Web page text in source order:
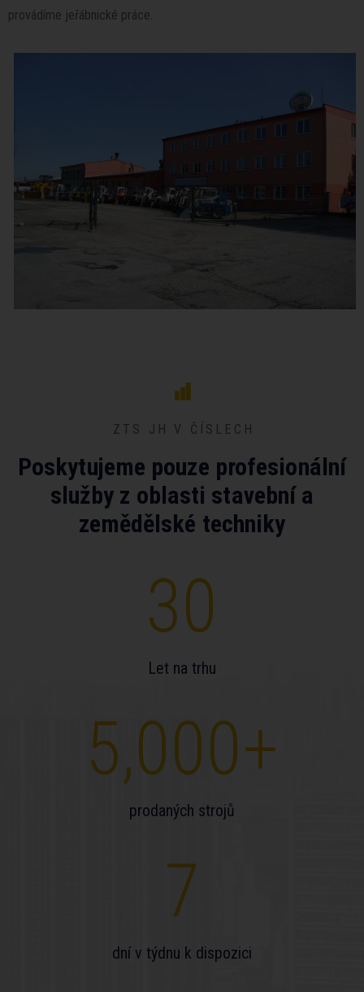
provádíme jeřábnické práce.
ZTS JH V ČÍSLECH
Poskytujeme pouze profesionální
služby z oblasti stavební a
zemědělské techniky
30
Let na trhu
5,000+
prodaných strojů
7
dní v týdnu k dispozici